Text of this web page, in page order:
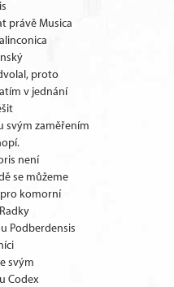
právě Musica
proto
v jednání
svým zaměřením
není
se můžeme
komorní
Podberdensis
svým
Codex